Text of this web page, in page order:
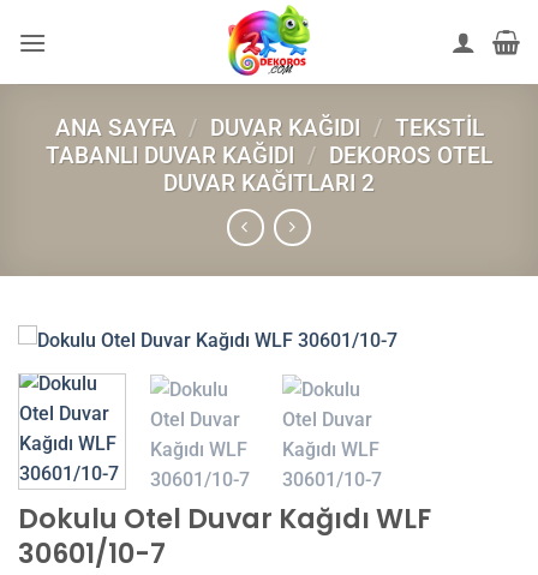
atla
ANA SAYFA / DUVAR KAĞIDI / TEKSTIL
TABANLI DUVAR KAĞIDI / DEKOROS OTEL
DUVAR KAĞITLARI 2
Dokulu Otel Duvar Kağıdı WLF
30601/10-7